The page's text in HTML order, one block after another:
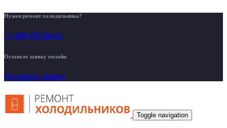
Нужен ремонт холодильника?
+7 499 455-00-42
Оставьте заявку онлайн
Оставить заявку
Toggle navigation